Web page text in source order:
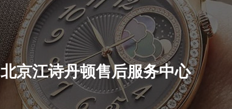
北京江诗丹顿售后服务中心